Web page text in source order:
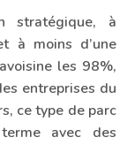
stratégique, à
à moins d’une
les 98%,
entreprises du
ce type de parc
avec des